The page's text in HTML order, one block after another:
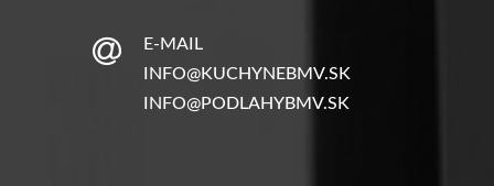
E-MAIL
INFO@KUCHYNEBMV.SK
INFO@PODLAHYBMV.SK